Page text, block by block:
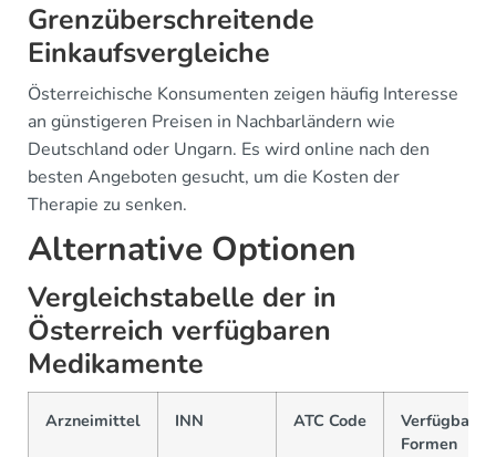
Grenzüberschreitende
Einkaufsvergleiche
Österreichische Konsumenten zeigen häufig Interesse
an günstigeren Preisen in Nachbarländern wie
Deutschland oder Ungarn. Es wird online nach den
besten Angeboten gesucht, um die Kosten der
Therapie zu senken.
Alternative Optionen
Vergleichstabelle der in
Österreich verfügbaren
Medikamente
Arzneimittel INN ATC Code
Verfügbare
Formen